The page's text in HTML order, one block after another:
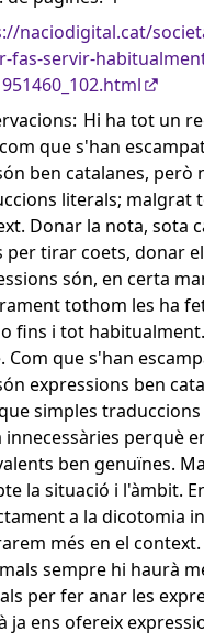
naciodigital.cat/
fas-servir-
Hi ha tot un
que s'han
ben catalanes, però
literals; malgrat
Donar la nota, sota
per tirar coets, donar
són, en certa
tothom les ha
fins i tot
Com que s'han
expressions ben
simples
innecessàries perquè
ben genuïnes.
la situació i l'àmbit.
a la dicotomia
més en el
sempre hi haurà
per fer anar les
ja ens ofereix